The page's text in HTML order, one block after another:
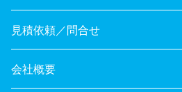
見積依頼／問合せ
会社概要